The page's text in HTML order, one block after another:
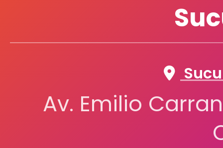
SCRIBE
SUPRA
Av. Emilio